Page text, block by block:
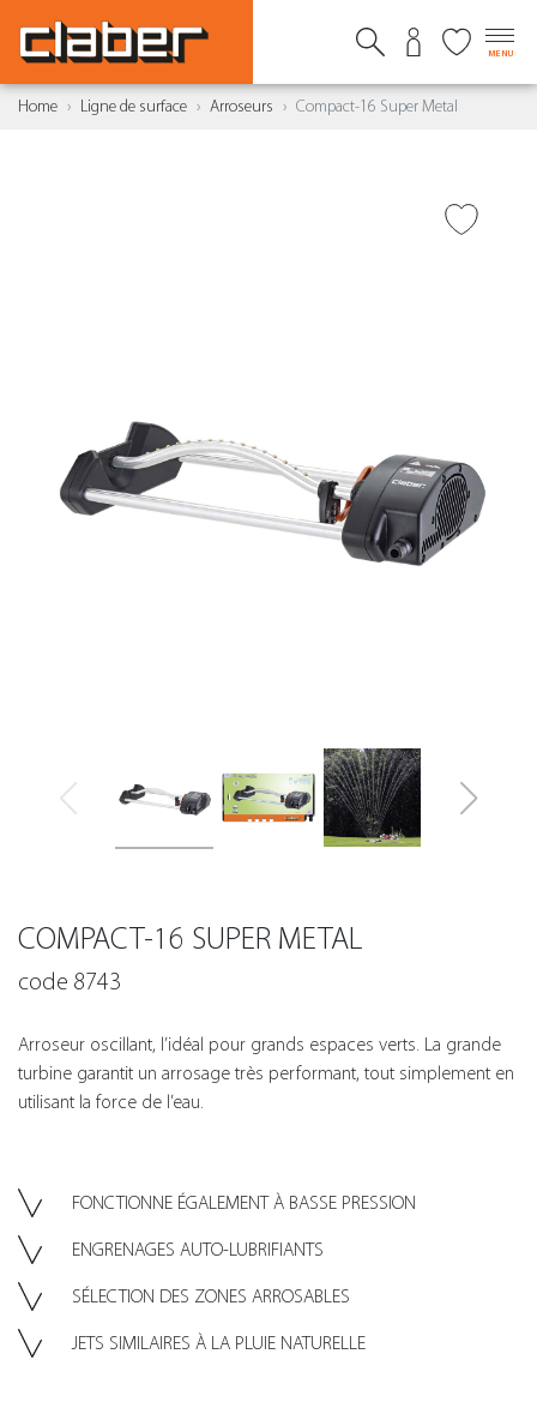
MENU
Home Ligne de surface Arroseurs Compact-16 Super Metal
COMPACT-16 SUPER METAL
code 8743
Arroseur oscillant, l’idéal pour grands espaces verts. La grande
turbine garantit un arrosage très performant, tout simplement en
utilisant la force de l’eau.
FONCTIONNE ÉGALEMENT À BASSE PRESSION
ENGRENAGES AUTO-LUBRIFIANTS
SÉLECTION DES ZONES ARROSABLES
JETS SIMILAIRES À LA PLUIE NATURELLE